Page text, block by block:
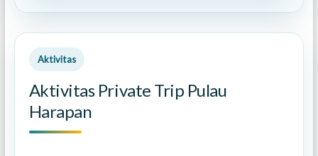
Aktivitas
Aktivitas Private Trip Pulau
Harapan